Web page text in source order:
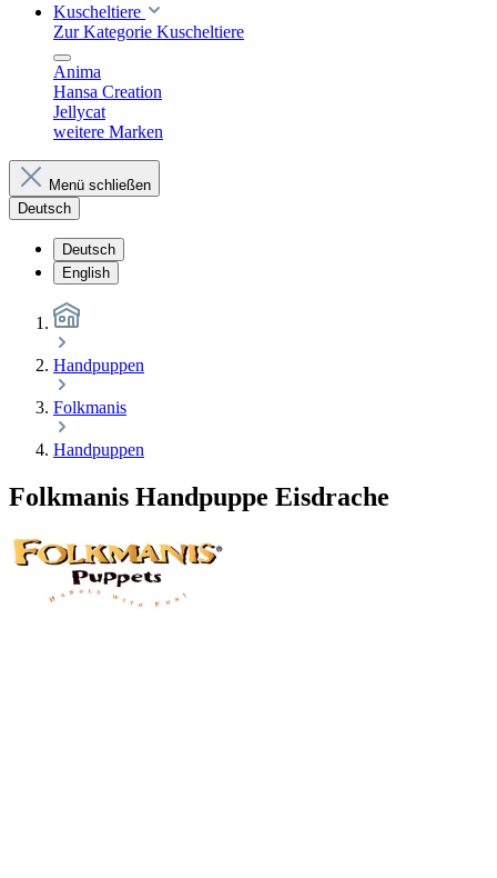
Kuscheltiere
Zur Kategorie Kuscheltiere
Anima
Hansa Creation
Jellycat
weitere Marken
Menü schließen
Deutsch
Deutsch
English
Handpuppen
Folkmanis
Handpuppen
Folkmanis Handpuppe Eisdrache